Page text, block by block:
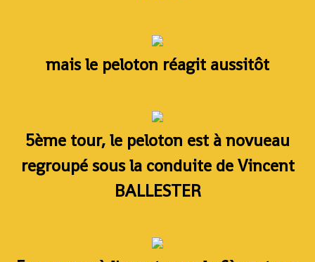
mais le peloton réagit aussitôt
5ème tour, le peloton est à novueau
regroupé sous la conduite de Vincent
BALLESTER